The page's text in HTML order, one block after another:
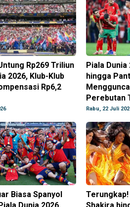
Rp269 Triliun
2026, Klub-Klub
Rp6,2
Piala
hingga
Perebutan
Rabu, 22 Juli
Biasa Spanyol